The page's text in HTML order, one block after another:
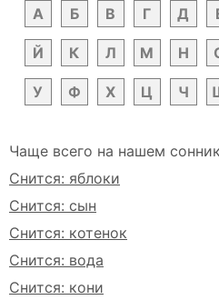
А
Б В Г Д
Й К Л М Н
У Ф Х Ц Ч
Чаще всего на нашем
Снится: яблоки
Снится: сын
Снится: котенок
Снится: вода
Снится: кони